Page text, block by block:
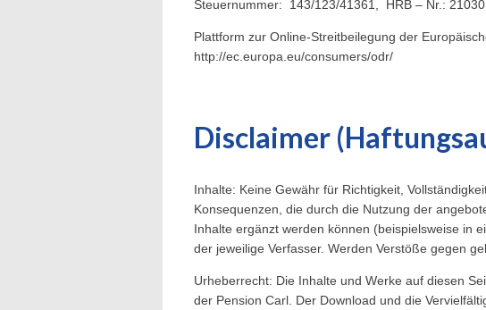
Steuernummer: 143/123/41361, HRB – Nr.:
Plattform zur Online-Streitbeilegung der
http://ec.europa.eu/consumers/odr/
Disclaimer
Inhalte: Keine Gewähr für Richtigkeit,
Konsequenzen, die durch die Nutzung der
Inhalte ergänzt werden können (beispielsweise in
der jeweilige Verfasser. Werden Verstöße gegen
Urheberrecht: Die Inhalte und Werke auf diesen
der Pension Carl. Der Download und die